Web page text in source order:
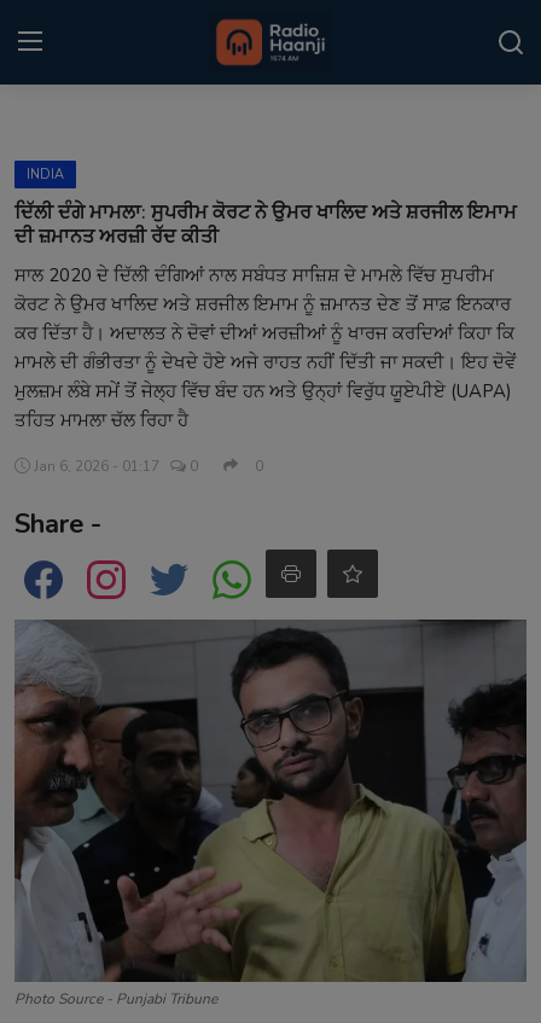
Home
Kitaab Kahani
Gallery
Sponsors
Matrimonial
Event
Contact
INDIA
ਦਿੱਲੀ ਦੰਗੇ ਮਾਮਲਾ: ਸੁਪਰੀਮ ਕੋਰਟ ਨੇ ਉਮਰ ਖਾਲਿਦ ਅਤੇ ਸ਼ਰਜੀਲ ਇਮਾਮ
ਦੀ ਜ਼ਮਾਨਤ ਅਰਜ਼ੀ ਰੱਦ ਕੀਤੀ
ਸਾਲ 2020 ਦੇ ਦਿੱਲੀ ਦੰਗਿਆਂ ਨਾਲ ਸਬੰਧਤ ਸਾਜ਼ਿਸ਼ ਦੇ ਮਾਮਲੇ ਵਿੱਚ ਸੁਪਰੀਮ
ਕੋਰਟ ਨੇ ਉਮਰ ਖਾਲਿਦ ਅਤੇ ਸ਼ਰਜੀਲ ਇਮਾਮ ਨੂੰ ਜ਼ਮਾਨਤ ਦੇਣ ਤੋਂ ਸਾਫ਼ ਇਨਕਾਰ
ਕਰ ਦਿੱਤਾ ਹੈ। ਅਦਾਲਤ ਨੇ ਦੋਵਾਂ ਦੀਆਂ ਅਰਜ਼ੀਆਂ ਨੂੰ ਖਾਰਜ ਕਰਦਿਆਂ ਕਿਹਾ ਕਿ
ਮਾਮਲੇ ਦੀ ਗੰਭੀਰਤਾ ਨੂੰ ਦੇਖਦੇ ਹੋਏ ਅਜੇ ਰਾਹਤ ਨਹੀਂ ਦਿੱਤੀ ਜਾ ਸਕਦੀ। ਇਹ ਦੋਵੇਂ
ਮੁਲਜ਼ਮ ਲੰਬੇ ਸਮੇਂ ਤੋਂ ਜੇਲ੍ਹ ਵਿੱਚ ਬੰਦ ਹਨ ਅਤੇ ਉਨ੍ਹਾਂ ਵਿਰੁੱਧ ਯੂਏਪੀਏ (UAPA)
ਤਹਿਤ ਮਾਮਲਾ ਚੱਲ ਰਿਹਾ ਹੈ
Jan 6, 2026 - 01:17 0 0
Share -
Photo Source - Punjabi Tribune